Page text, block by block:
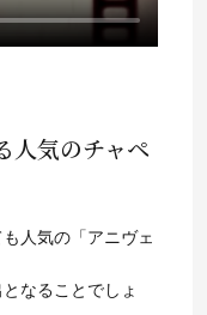
人気のチャペ
人気の「アニヴェ
なることでしょ